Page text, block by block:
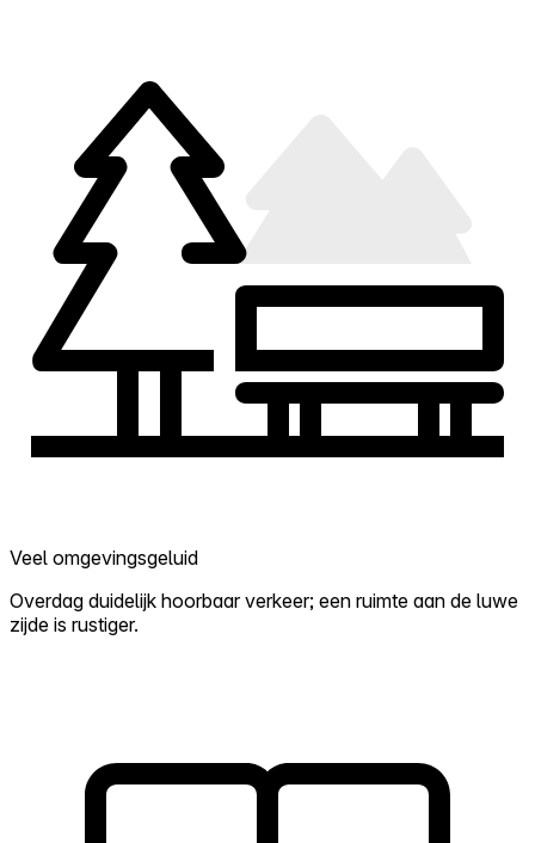
Veel omgevingsgeluid
Overdag duidelijk hoorbaar verkeer; een ruimte aan de luwe
zijde is rustiger.